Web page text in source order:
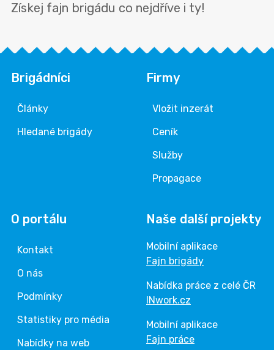
Získej fajn brigádu co nejdříve i ty!
Brigádníci
Články
Hledané brigády
Firmy
Vložit inzerát
Ceník
Služby
Propagace
O portálu
Kontakt
O nás
Podmínky
Statistiky pro média
Nabídky na web
Naše další projekty
Mobilní aplikace
Fajn brigády
Nabídka práce z celé ČR
INwork.cz
Mobilní aplikace
Fajn práce